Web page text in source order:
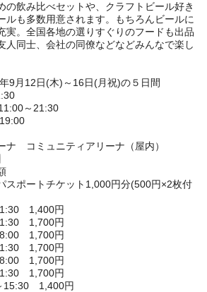
の飲み比べセットや、クラフトビール好き
ルも多数用意されます。もちろんビールに
実。全国各地の選りすぐりのフードも出品
人同士、会社の同僚などなどみんなで楽し
9月12日(木)～16日(月祝)の５日間
～21:30
ナ コミュニティアリーナ（屋内）
スポートチケット1,000円分(500円×2枚付
1,400円
1,700円
1,700円
1,700円
1,700円
1,700円
15:30 1,400円